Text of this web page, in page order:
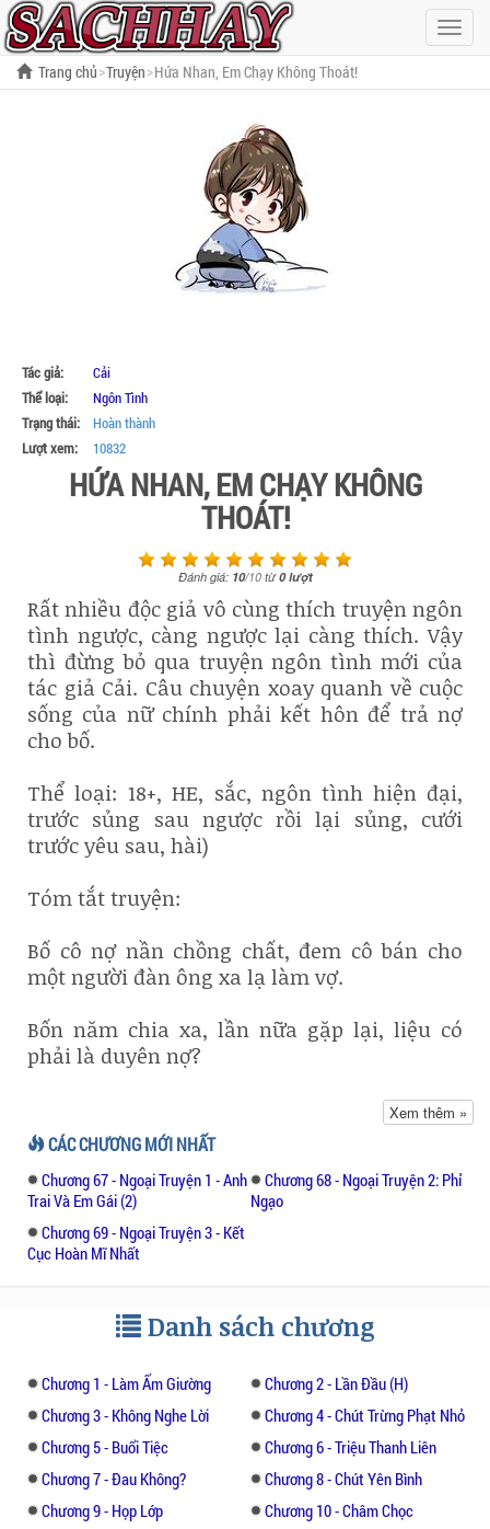
Hiện
menu
Trang chủ Truyện Hứa Nhan, Em Chạy Không Thoát!
Tác giả:
Cải
Thể loại:
Ngôn Tình
Trạng thái:
Hoàn thành
Lượt xem:
10832
HỨA NHAN, EM CHẠY KHÔNG
THOÁT!
Đánh giá: 10/10từ0lượt
Rất nhiều độc giả vô cùng thích truyện ngôn
tình ngược, càng ngược lại càng thích. Vậy
thì đừng bỏ qua truyện ngôn tình mới của
tác giả Cải. Câu chuyện xoay quanh về cuộc
sống của nữ chính phải kết hôn để trả nợ
cho bố.
Thể loại: 18+, HE, sắc, ngôn tình hiện đại,
trước sủng sau ngược rồi lại sủng, cưới
trước yêu sau, hài)
Tóm tắt truyện:
Bố cô nợ nần chồng chất, đem cô bán cho
một người đàn ông xa lạ làm vợ.
Bốn năm chia xa, lần nữa gặp lại, liệu có
phải là duyên nợ?
Anh nói: "Hứa Nhan, Em Chạy Không Thoát!"
_________________
Tiểu Phỉ: "Ba, làm thế nào mẹ sinh em bé
được vậy?"
bắn pháo hoa, mẹ nhặt thuốc pháo, sau đó
Tiểu Phỉ: "Con muốn có em! Ba mau đi bắn
pháo!"
Phỉ phu nhân: "..."
Xem thêm »
CÁC CHƯƠNG MỚI NHẤT
Chương 67 - Ngoại Truyện 1 - Anh
Trai Và Em Gái (2)
Chương 68 - Ngoại Truyện 2: Phỉ
Ngạo
Chương 69 - Ngoại Truyện 3 - Kết
Cục Hoàn Mĩ Nhất
Danh sách chương
Chương 1 - Làm Ấm Giường
Chương 2 - Lần Đầu (H)
Chương 3 - Không Nghe Lời
Chương 4 - Chút Trừng Phạt Nhỏ
Chương 5 - Buổi Tiệc
Chương 6 - Triệu Thanh Liên
Chương 7 - Đau Không?
Chương 8 - Chút Yên Bình
Chương 9 - Họp Lớp
Chương 10 - Châm Chọc